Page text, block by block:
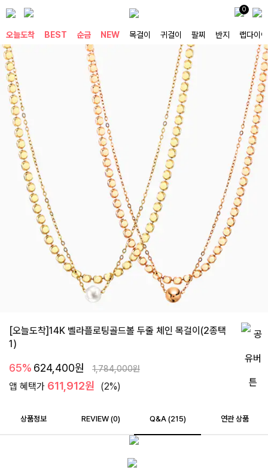
0
오늘도착 BEST 순금 NEW 목걸이 귀걸이 팔찌 반지 랩다이아
[오늘도착]14K 벨라플로팅골드볼 두줄 체인 목걸이(2종택
1)
65% 624,400원 1,784,000원
앱 혜택가 611,912원 (2%)
상품정보 REVIEW (0) Q&A (215) 연관 상품